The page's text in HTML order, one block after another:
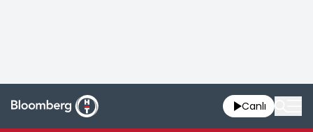
Canlı